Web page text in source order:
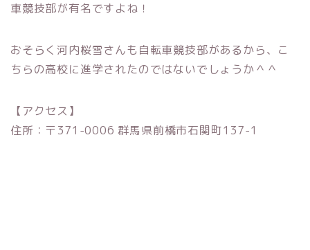
車競技部が有名ですよね！
おそらく河内桜雪さんも自転車競技部があるから、こ
ちらの高校に進学されたのではないでしょうか＾＾
【アクセス】
住所：〒371-0006 群馬県前橋市石関町137-1